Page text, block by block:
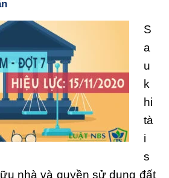
S
a
u
k
hi
tà
i
s
nhà và quyền sử dụng đất